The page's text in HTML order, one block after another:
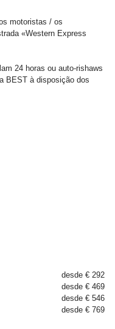
motoristas / os
«Western Express
24 horas ou auto-rishaws
BEST à disposição dos
desde € 292
desde € 469
desde € 546
desde € 769